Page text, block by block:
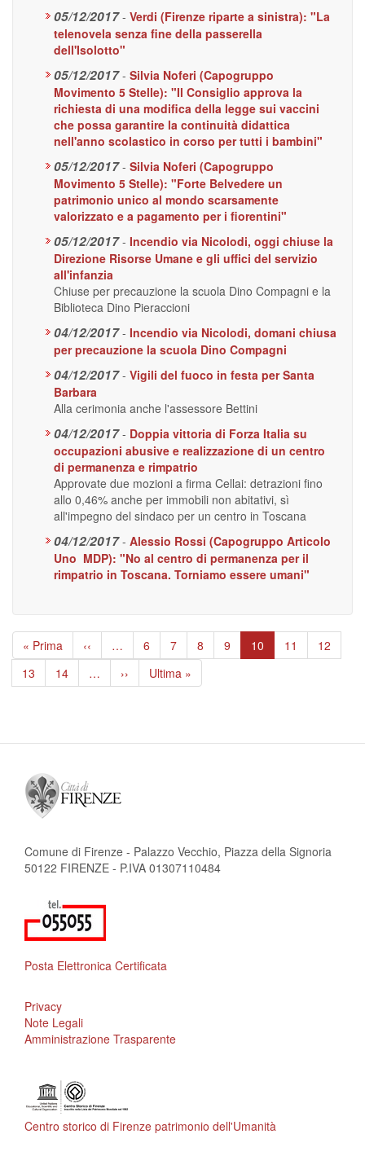
05/12/2017 - Verdi (Firenze riparte a sinistra): "La
telenovela senza fine della passerella
dell'Isolotto"
05/12/2017 - Silvia Noferi (Capogruppo
Movimento 5 Stelle): "Il Consiglio approva la
richiesta di una modifica della legge sui vaccini
che possa garantire la continuità didattica
nell'anno scolastico in corso per tutti i bambini"
05/12/2017 - Silvia Noferi (Capogruppo
Movimento 5 Stelle): "Forte Belvedere un
patrimonio unico al mondo scarsamente
valorizzato e a pagamento per i fiorentini"
05/12/2017 - Incendio via Nicolodi, oggi chiuse la
Direzione Risorse Umane e gli uffici del servizio
all'infanzia
Chiuse per precauzione la scuola Dino Compagni e la
Biblioteca Dino Pieraccioni
04/12/2017 - Incendio via Nicolodi, domani chiusa
per precauzione la scuola Dino Compagni
04/12/2017 - Vigili del fuoco in festa per Santa
Barbara
Alla cerimonia anche l'assessore Bettini
04/12/2017 - Doppia vittoria di Forza Italia su
occupazioni abusive e realizzazione di un centro
di permanenza e rimpatrio
Approvate due mozioni a firma Cellai: detrazioni fino
allo 0,46% anche per immobili non abitativi, sì
all'impegno del sindaco per un centro in Toscana
04/12/2017 - Alessio Rossi (Capogruppo Articolo
Uno  MDP): "No al centro di permanenza per il
rimpatrio in Toscana. Torniamo essere umani"
Paginazione
Prima
pagina
« Prima
Pagina
precedente
‹‹ … Page
6 Page
7 Page
8 Page
9
Pagina
attuale
10 Page
11 Page
12
Page
13 Page
14 …
Pagina
successiva
››
Ultima
pagina
Ultima »
Comune di Firenze - Palazzo Vecchio, Piazza della Signoria
50122 FIRENZE - P.IVA 01307110484
Posta Elettronica Certificata
Privacy
Note Legali
Amministrazione Trasparente
Centro storico di Firenze patrimonio dell'Umanità